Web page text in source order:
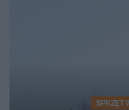
SPRZĘT